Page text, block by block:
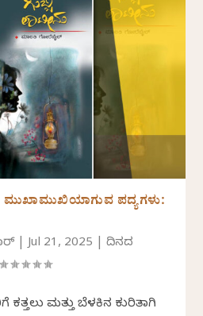
ಪದ್ಯಗಳು:
|Jul 21, 2025 |ದಿನದ
ಮತ್ತು ಬೆಳಕಿನ ಕುರಿತಾಗಿ